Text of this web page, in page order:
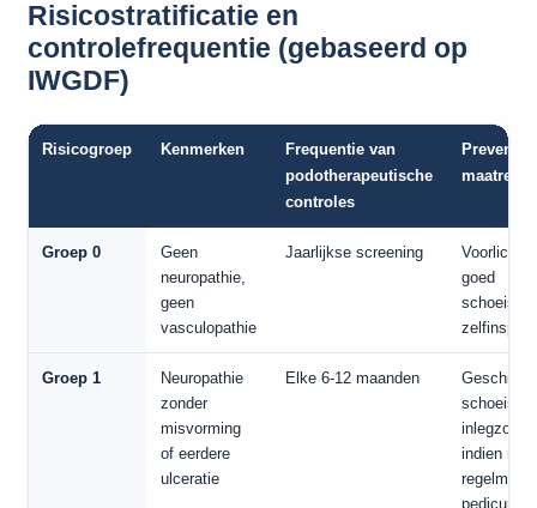
Risicostratificatie en
controlefrequentie (gebaseerd op
IWGDF)
Risicogroep Kenmerken
Frequentie van
podotherapeutische
controles
Groep 0
Geen
neuropathie,
geen
vasculopathie
Jaarlijkse screening
goed
schoeisel,
Groep 1
Neuropathie
zonder
misvorming
of eerdere
ulceratie
Elke 6-12 maanden
Geschikt
schoeisel,
inlegzool
indien
pedicure